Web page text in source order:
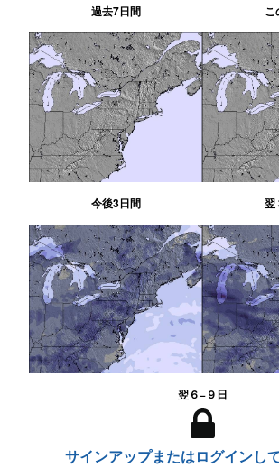
過去7日間 こ
今後3日間 翌
翌６−９日
サインアップまたはログインし